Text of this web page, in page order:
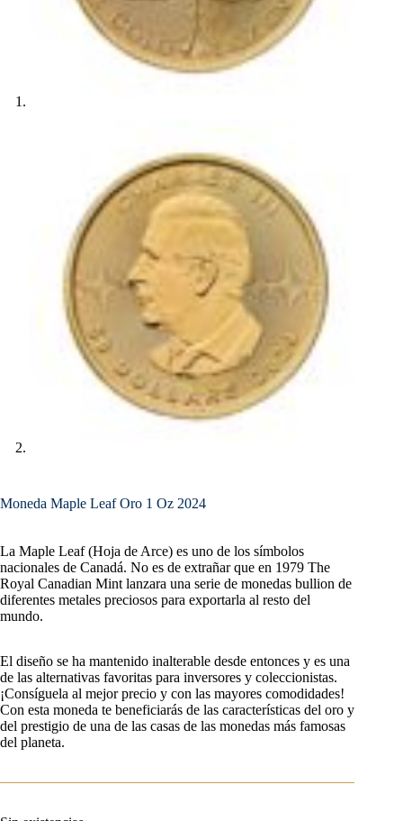
Moneda Maple Leaf Oro 1 Oz 2024
La Maple Leaf (Hoja de Arce) es uno de los símbolos
nacionales de Canadá. No es de extrañar que en 1979 The
Royal Canadian Mint lanzara una serie de monedas bullion de
diferentes metales preciosos para exportarla al resto del
mundo.
El diseño se ha mantenido inalterable desde entonces y es una
de las alternativas favoritas para inversores y coleccionistas.
¡Consíguela al mejor precio y con las mayores comodidades!
Con esta moneda te beneficiarás de las características del oro y
del prestigio de una de las casas de las monedas más famosas
del planeta.